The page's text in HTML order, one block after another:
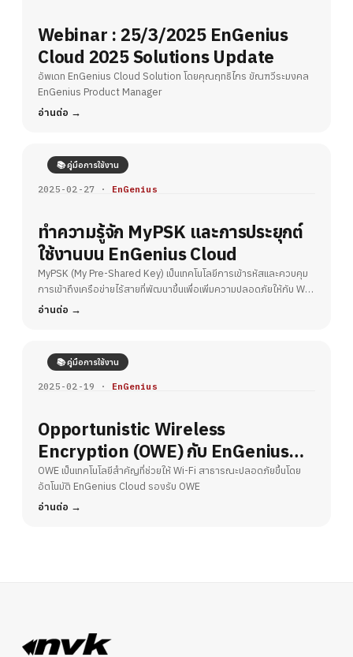
Webinar : 25/3/2025 EnGenius
Cloud 2025 Solutions Update
อัพเดท EnGenius Cloud Solution โดยคุณฤทธิไกร ขัณฑวีระมงคล
EnGenius Product Manager
อ่านต่อ
📚 คู่มือการใช้งาน
2025-02-27 · EnGenius
ทำความรู้จัก MyPSK และการประยุกต์
ใช้งานบน EnGenius Cloud
MyPSK (My Pre-Shared Key) เป็นเทคโนโลยีการเข้ารหัสและควบคุม
การเข้าถึงเครือข่ายไร้สายที่พัฒนาขึ้นเพื่อเพิ่มความปลอดภัยให้กับ Wi-
Fi
อ่านต่อ
📚 คู่มือการใช้งาน
2025-02-19 · EnGenius
Opportunistic Wireless
Encryption (OWE) กับ EnGenius
Cloud – ยกระดับความปลอดภัย Wi-Fi
สาธารณะ
OWE เป็นเทคโนโลยีสำคัญที่ช่วยให้ Wi-Fi สาธารณะปลอดภัยขึ้นโดย
อัตโนมัติ EnGenius Cloud รองรับ OWE
อ่านต่อ